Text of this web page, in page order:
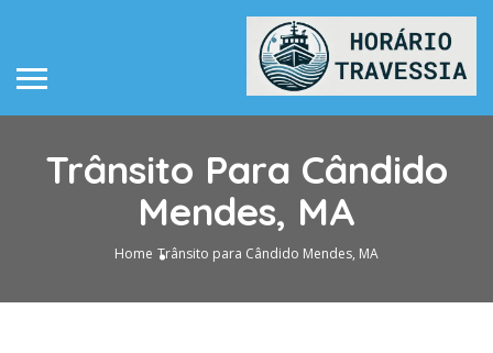
Trânsito Para Cândido
Mendes, MA
Home Trânsito para Cândido Mendes, MA